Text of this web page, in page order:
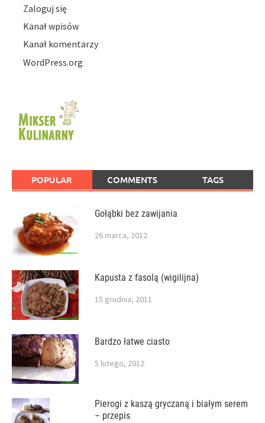
Zaloguj się
Kanał wpisów
Kanał komentarzy
WordPress.org
POPULAR COMMENTS TAGS
Gołąbki bez zawijania
26 marca, 2012
Kapusta z fasolą (wigilijna)
15 grudnia, 2011
Bardzo łatwe ciasto
5 lutego, 2012
Pierogi z kaszą gryczaną i białym serem
– przepis